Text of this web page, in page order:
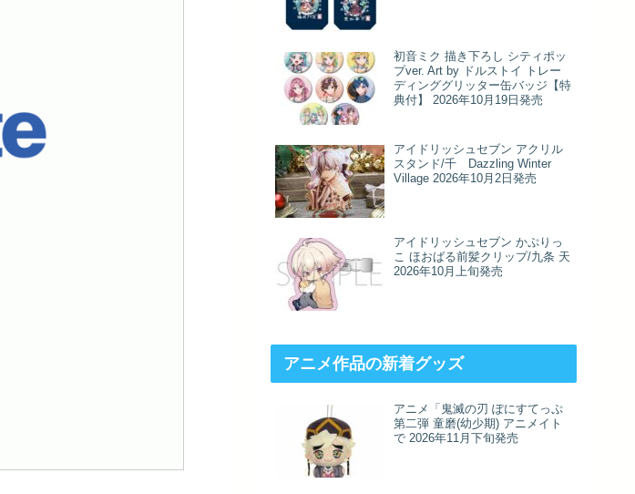
初音ミク 描き下ろし シティポッ
プver. Art by ドルストイ トレー
ディンググリッター缶バッジ【特
典付】 2026年10月19日発売
アイドリッシュセブン アクリル
スタンド/千 Dazzling Winter
Village 2026年10月2日発売
アイドリッシュセブン かぷりっ
こ ほおばる前髪クリップ/九条 天
2026年10月上旬発売
アニメ作品の新着グッズ
アニメ「鬼滅の刃 ぽにすてっぷ
第二弾 童磨(幼少期) アニメイト
で 2026年11月下旬発売